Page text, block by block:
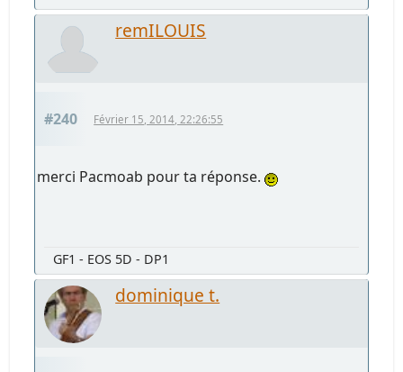
remILOUIS
#240 Février 15, 2014, 22:26:55
merci Pacmoab pour ta réponse.
GF1 - EOS 5D - DP1
dominique t.